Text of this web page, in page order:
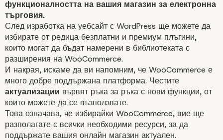
функционалността на вашия магазин за електронна
търговия.
След изработка на уебсайт с WordPress ще можете да
избирате от редица безплатни и премиум плъгини,
които могат да бъдат намерени в библиотеката с
разширения на WooCommerce.
И накрая, искаме да ви напомним, че WooCommerce е
много добре поддържана платформа. Честите
актуализации вървят ръка за ръка с нови функции, от
които можете да се възползвате.
Това означава, че избирайки WooCommerce, вие ще
разполагате с всички необходими ресурси, за да
поддържате вашия онлайн магазин актуален.